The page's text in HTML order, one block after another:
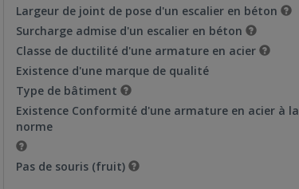
Largeur de joint de pose d'un escalier en béton
Surcharge admise d'un escalier en béton
Classe de ductilité d'une armature en acier
Existence d'une marque de qualité
Type de bâtiment
Existence Conformité d'une armature en acier à la
norme
Pas de souris (fruit)